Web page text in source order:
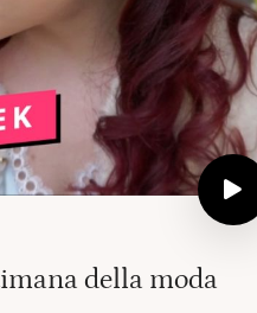
della moda